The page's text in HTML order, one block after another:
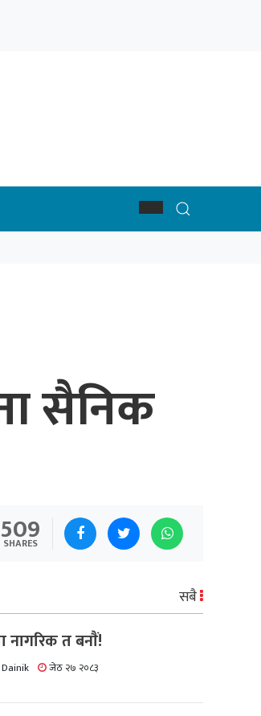
सैनिक
509
SHARES
सबै
नागरिक त बनाैं!
जेठ २७ २०८३